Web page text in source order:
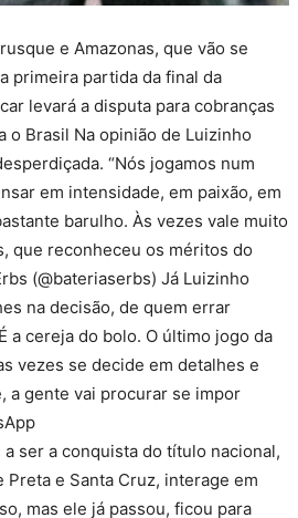
e Amazonas, que vão se
primeira partida da final da
levará a disputa para cobranças
o Brasil Na opinião de Luizinho
“Nós jogamos num
em intensidade, em paixão, em
barulho. Às vezes vale muito
que reconheceu os méritos do
(@bateriaserbs) Já Luizinho
na decisão, de quem errar
a cereja do bolo. O último jogo da
vezes se decide em detalhes e
a gente vai procurar se impor
ser a conquista do título nacional,
e Santa Cruz, interage em
mas ele já passou, ficou para